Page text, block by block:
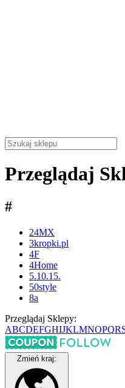
Przeglądaj
#
24MX
3kropki.pl
4F
4Home
5.10.15.
50style
8a
Przeglądaj Sklepy:
ABCDEFGHIJKLMNOPQR
Zmień kraj: